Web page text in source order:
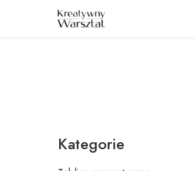
E: sklep@kreatywnywarsztat.pl
Kategorie